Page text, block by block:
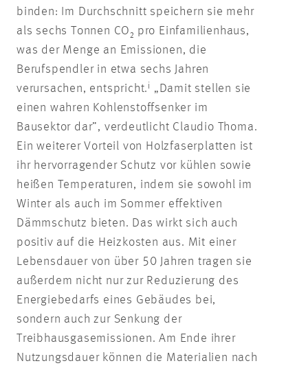
binden: Im Durchschnitt speichern sie mehr
als sechs Tonnen CO₂ pro Einfamilienhaus,
was der Menge an Emissionen, die
Berufspendler in etwa sechs Jahren
verursachen, entspricht. i
„Damit stellen sie
einen wahren Kohlenstoffsenker im
Bausektor dar”, verdeutlicht Claudio Thoma.
Ein weiterer Vorteil von Holzfaserplatten ist
ihr hervorragender Schutz vor kühlen sowie
heißen Temperaturen, indem sie sowohl im
Winter als auch im Sommer effektiven
Dämmschutz bieten. Das wirkt sich auch
positiv auf die Heizkosten aus. Mit einer
Lebensdauer von über 50 Jahren tragen sie
außerdem nicht nur zur Reduzierung des
Energiebedarfs eines Gebäudes bei,
sondern auch zur Senkung der
Treibhausgasemissionen. Am Ende ihrer
Nutzungsdauer können die Materialien nach